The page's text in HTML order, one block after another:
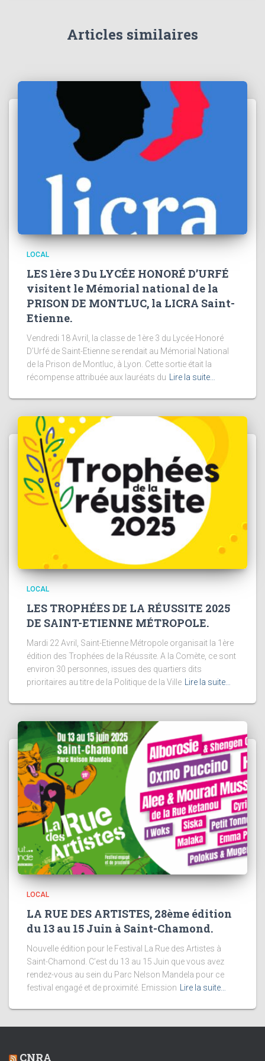
Articles similaires
LOCAL
LES 1ère 3 Du LYCÉE HONORÉ D’URFÉ
visitent le Mémorial national de la
PRISON DE MONTLUC, la LICRA Saint-
Etienne.
Vendredi 18 Avril, la classe de 1ère 3 du Lycée Honoré
D’Urfé de Saint-Etienne se rendait au Mémorial National
de la Prison de Montluc, à Lyon. Cette sortie était la
récompense attribuée aux lauréats du
Lire la suite…
LOCAL
LES TROPHÉES DE LA RÉUSSITE 2025
DE SAINT-ETIENNE MÉTROPOLE.
Mardi 22 Avril, Saint-Etienne Métropole organisait la 1ère
édition des Trophées de la Réussite. A la Comète, ce sont
environ 30 personnes, issues des quartiers dits
prioritaires au titre de la Politique de la Ville Lire la suite…
LOCAL
LA RUE DES ARTISTES, 28ème édition
du 13 au 15 Juin à Saint-Chamond.
Nouvelle édition pour le Festival La Rue des Artistes à
Saint-Chamond. C’est du 13 au 15 Juin que vous avez
rendez-vous au sein du Parc Nelson Mandela pour ce
festival engagé et de proximité. Emission
Lire la suite…
CNRA